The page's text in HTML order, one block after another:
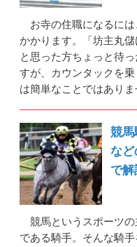
お寺の住職になるに
かかります。「坊主丸
と思った方ちょっと待
すが、カウンタックを
は簡単なことではありま
競馬
など
で解
競馬というスポーツ
である騎手。そんな騎